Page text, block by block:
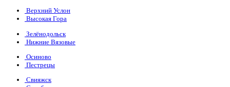
Верхний Услон
Высокая Гора
Зелёнодольск
Нижние Вязовые
Осиново
Пестрецы
Свияжск